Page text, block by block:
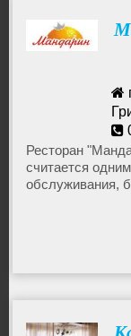
Ресторан
считается
обслуживания,